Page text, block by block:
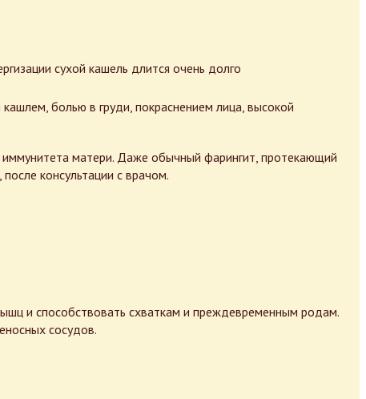
сухой кашель длится очень долго
болью в груди, покраснением лица, высокой
матери. Даже обычный фарингит, протекающий
консультации с врачом.
и способствовать схваткам и преждевременным родам.
сосудов.